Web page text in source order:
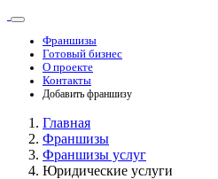
Франшизы
Готовый бизнес
О проекте
Контакты
Добавить франшизу
Главная
Франшизы
Франшизы услуг
Юридические услуги